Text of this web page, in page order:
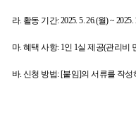
라. 활동 기간: 2025. 5. 26.(월) ~
마. 혜택 사항: 1인 1실 제공(관리비
바. 신청 방법: [붙임]의 서류를 작성